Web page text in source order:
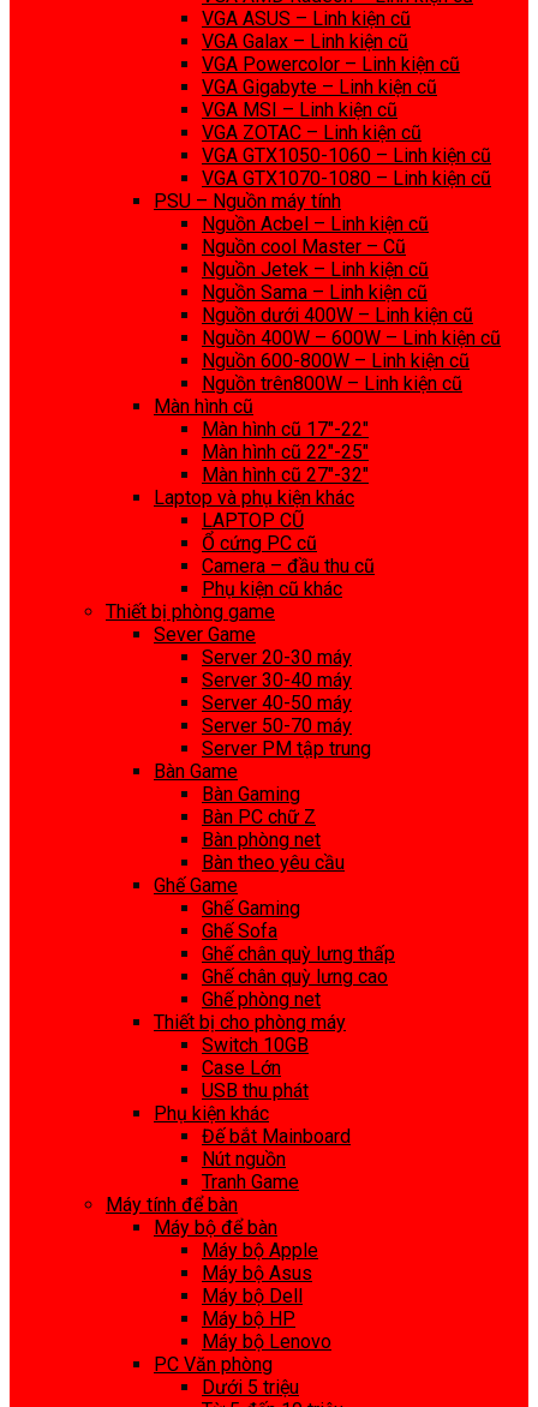
VGA ASUS – Linh kiện cũ
VGA Galax – Linh kiện cũ
VGA Powercolor – Linh kiện cũ
VGA Gigabyte – Linh kiện cũ
VGA MSI – Linh kiện cũ
VGA ZOTAC – Linh kiện cũ
VGA GTX1050-1060 – Linh kiện cũ
VGA GTX1070-1080 – Linh kiện cũ
PSU – Nguồn máy tính
Nguồn Acbel – Linh kiện cũ
Nguồn cool Master – Cũ
Nguồn Jetek – Linh kiện cũ
Nguồn Sama – Linh kiện cũ
Nguồn dưới 400W – Linh kiện cũ
Nguồn 400W – 600W – Linh kiện cũ
Nguồn 600-800W – Linh kiện cũ
Nguồn trên800W – Linh kiện cũ
Màn hình cũ
Màn hình cũ 17″-22″
Màn hình cũ 22″-25″
Màn hình cũ 27″-32″
Laptop và phụ kiện khác
LAPTOP CŨ
Ổ cứng PC cũ
Camera – đầu thu cũ
Phụ kiện cũ khác
Thiết bị phòng game
Sever Game
Server 20-30 máy
Server 30-40 máy
Server 40-50 máy
Server 50-70 máy
Server PM tập trung
Bàn Game
Bàn Gaming
Bàn PC chữ Z
Bàn phòng net
Bàn theo yêu cầu
Ghế Game
Ghế Gaming
Ghế Sofa
Ghế chân quỳ lưng thấp
Ghế chân quỳ lưng cao
Ghế phòng net
Thiết bị cho phòng máy
Switch 10GB
Case Lớn
USB thu phát
Phụ kiện khác
Đế bắt Mainboard
Nút nguồn
Tranh Game
Máy tính để bàn
Máy bộ để bàn
Máy bộ Apple
Máy bộ Asus
Máy bộ Dell
Máy bộ HP
Máy bộ Lenovo
PC Văn phòng
Dưới 5 triệu